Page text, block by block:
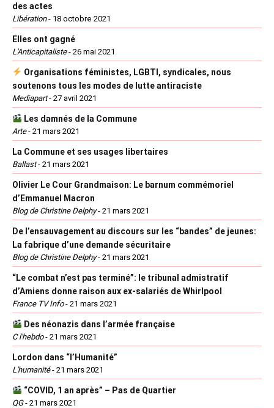
des actes
Libération- 18 octobre 2021
Elles ont gagné
L'Anticapitaliste- 26 mai 2021
Organisations féministes, LGBTI, syndicales, nous
soutenons tous les modes de lutte antiraciste
Mediapart- 27 avril 2021
Les damnés de la Commune
Arte- 21 mars 2021
La Commune et ses usages libertaires
Ballast- 21 mars 2021
Olivier Le Cour Grandmaison: Le barnum commémoriel
d’Emmanuel Macron
Blog de Christine Delphy- 21 mars 2021
De l’ensauvagement au discours sur les “bandes” de jeunes:
La fabrique d’une demande sécuritaire
Blog de Christine Delphy- 21 mars 2021
“Le combat n’est pas terminé”: le tribunal admistratif
d’Amiens donne raison aux ex-salariés de Whirlpool
France TV Info- 21 mars 2021
Des néonazis dans l’armée française
C l'hebdo- 21 mars 2021
Lordon dans “l’Humanité”
L'humanité- 21 mars 2021
“COVID, 1 an après” – Pas de Quartier
QG- 21 mars 2021